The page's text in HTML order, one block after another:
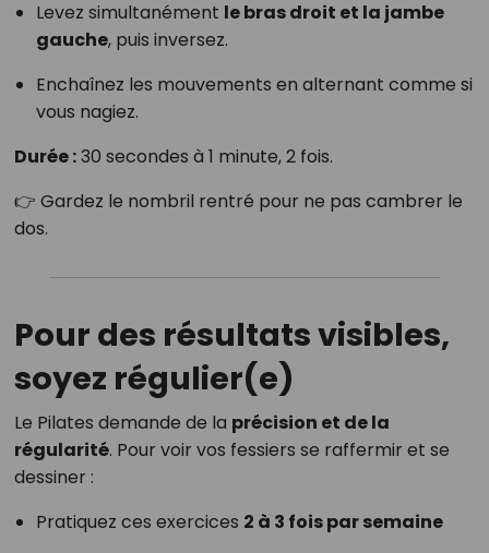
Levez simultanément le bras droit et la jambe
gauche, puis inversez.
Enchaînez les mouvements en alternant comme si
vous nagiez.
Durée :30 secondes à 1 minute, 2 fois.
👉 Gardez le nombril rentré pour ne pas cambrer le
dos.
Pour des résultats visibles,
soyez régulier(e)
Le Pilates demande de la précision et de la
régularité. Pour voir vos fessiers se raffermir et se
dessiner :
Pratiquez ces exercices 2 à 3 fois par semaine